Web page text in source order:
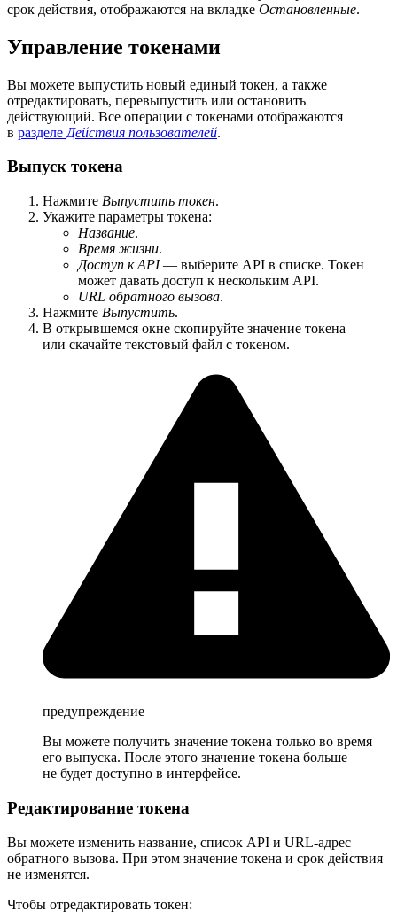
срок действия, отображаются на вкладке Остановленные.
Управление токенами
Вы можете выпустить новый единый токен, а также
отредактировать, перевыпустить или остановить
действующий. Все операции с токенами отображаются
в разделе Действия пользователей.
Выпуск токена
Нажмите Выпустить токен.
Укажите параметры токена:
Название.
Время жизни.
Доступ к API— выберите API в списке. Токен
может давать доступ к нескольким API.
URL обратного вызова.
Нажмите Выпустить.
В открывшемся окне скопируйте значение токена
или скачайте текстовый файл с токеном.
предупреждение
Вы можете получить значение токена только во время
его выпуска. После этого значение токена больше
не будет доступно в интерфейсе.
Редактирование токена
Вы можете изменить название, список API и URL-адрес
обратного вызова. При этом значение токена и срок действия
не изменятся.
Чтобы отредактировать токен: